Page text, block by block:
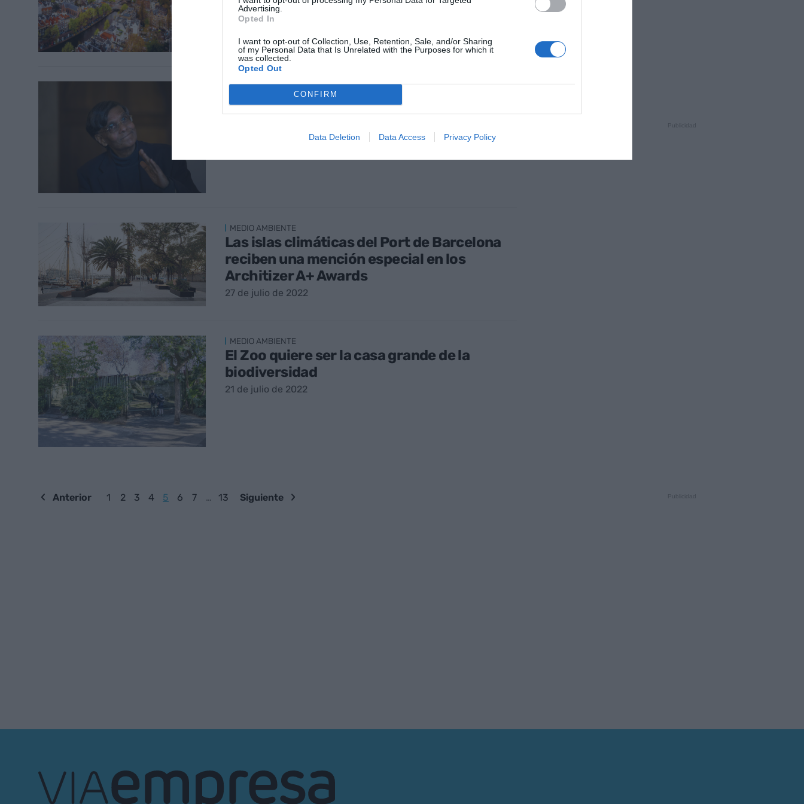
Advertising.
Opted In
I want to opt-out of Collection, Use, Retention, Sale, and/or Sharing
of my Personal Data that Is Unrelated with the Purposes for which it
was collected.
Opted Out
CONFIRM
Data Deletion Data Access Privacy Policy
MEDIO AMBIENTE
Munasinghe: "El año 2030 necesitaremos
dos planetas para mantener nuestra forma
de vida actual"
MEDIO AMBIENTE
Las islas climáticas del Port de Barcelona
reciben una mención especial en los
Architizer A+ Awards
27 de julio de 2022
MEDIO AMBIENTE
El Zoo quiere ser la casa grande de la
biodiversidad
21 de julio de 2022
Anterior 1 2 3 4 5 6 7 … 13 Siguiente